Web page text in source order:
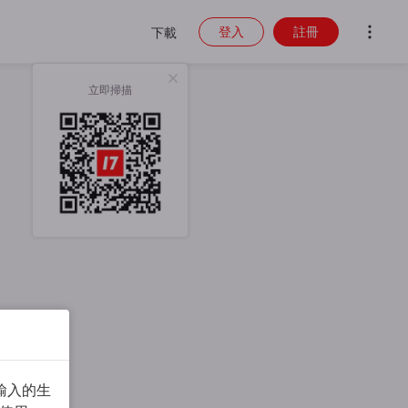
下載
立即掃描
登入 註冊
入的生